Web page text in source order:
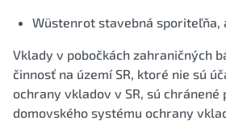
Wüstenrot stavebná sporiteľňa,
Vklady v pobočkách zahraničných
činnosť na území SR, ktoré nie sú
ochrany vkladov v SR, sú
domovského systému ochrany